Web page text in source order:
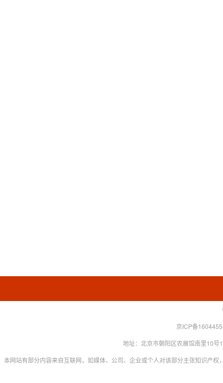
京ICP备
地址：北京市朝阳区农展馆南里10
本网站有部分内容来自互联网，如媒体、公司、企业或个人对该部分主张知识产